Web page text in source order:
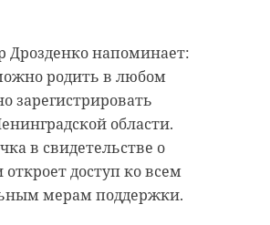
Дрозденко напоминает:
родить в любом
зарегистрировать
области.
в свидетельстве о
доступ ко всем
мерам поддержки.
выехали два
(«Эйлиен») и
Анна
и Виктор («Голди»).
они услышали с
Однако затем он
волонтеры прошли
отклик
прятались в
оперативно
всех беглецов, -
во вторник, 9 июня, в
регионального ГУ
проверки
что причиной для